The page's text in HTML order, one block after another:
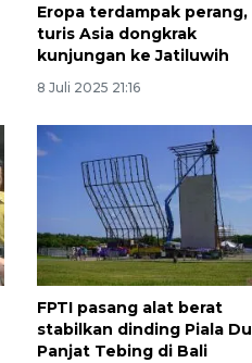
Eropa terdampak perang,
turis Asia dongkrak
kunjungan ke Jatiluwih
8 Juli 2025 21:16
FPTI pasang alat berat
stabilkan dinding Piala
Panjat Tebing di Bali